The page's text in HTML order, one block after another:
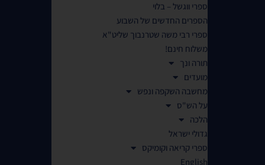
ספרי ווגשל – בלוי
הספרים החדשים של השבוע
ספרי רבי משה שטרנבוך שליט"א
משלוח חינם!
תורה ונך
מועדים
מחשבה השקפה ונפש
על הש"ס
הלכה
גדולי ישראל
ספרי קריאה וקומיקס
English